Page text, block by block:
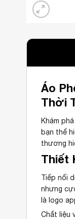
Áo
Thời
Khám
bạn thể
thương
Thiết
Tiếp nối
nhưng
là logo
Chất liệu